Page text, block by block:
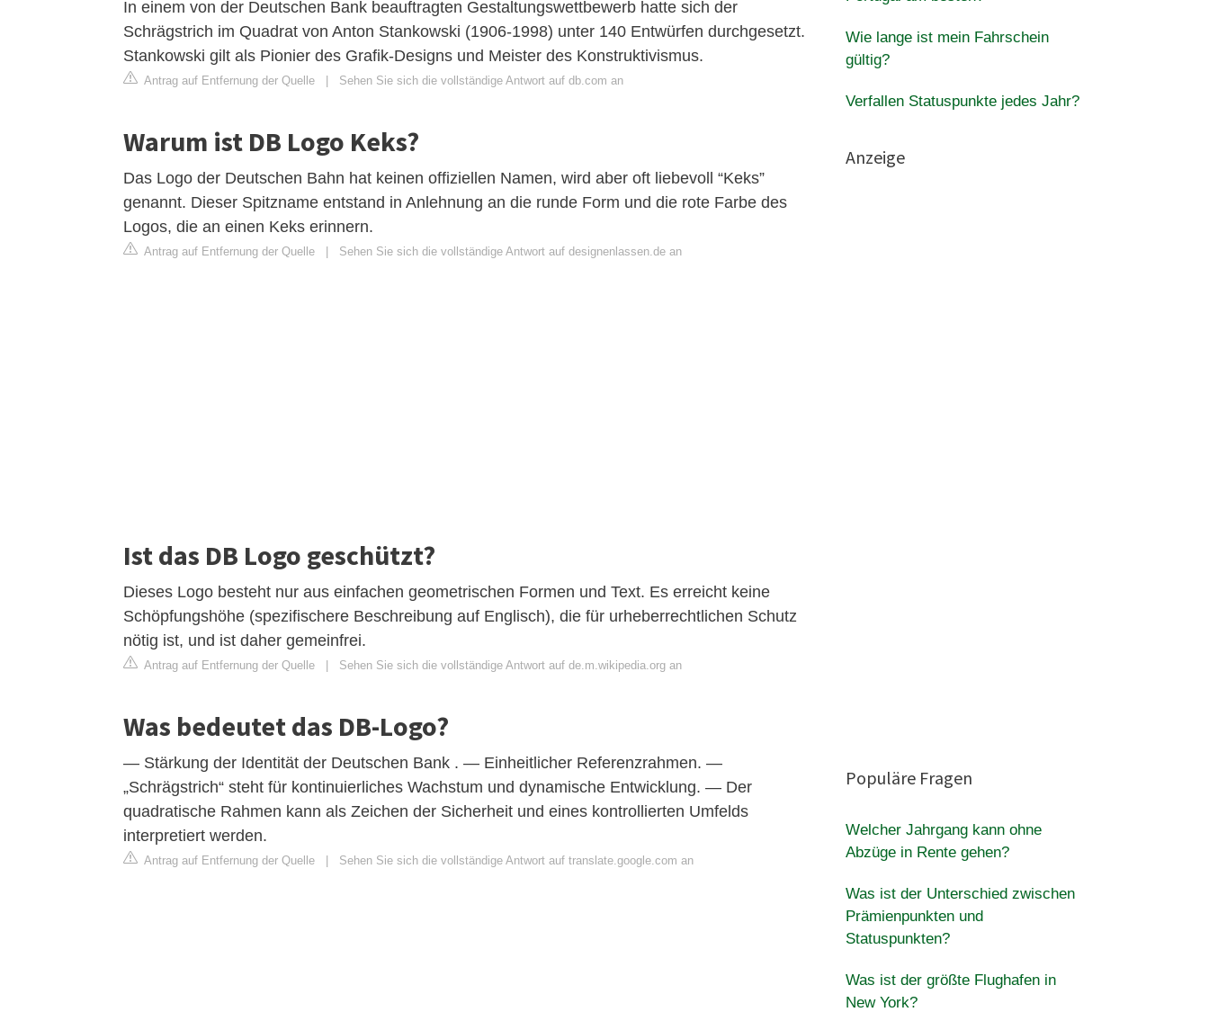
In einem von der Deutschen Bank beauftragten Gestaltungswettbewerb hatte sich der
Schrägstrich im Quadrat von Anton Stankowski (1906-1998) unter 140 Entwürfen durchgesetzt.
Stankowski gilt als Pionier des Grafik-Designs und Meister des Konstruktivismus.
Antrag auf Entfernung der Quelle Sehen Sie sich die vollständige Antwort auf db.com an
Warum ist DB Logo Keks?
Das Logo der Deutschen Bahn hat keinen offiziellen Namen, wird aber oft liebevoll “Keks”
genannt. Dieser Spitzname entstand in Anlehnung an die runde Form und die rote Farbe des
Logos, die an einen Keks erinnern.
Antrag auf Entfernung der Quelle Sehen Sie sich die vollständige Antwort auf designenlassen.de an
Ist das DB Logo geschützt?
Dieses Logo besteht nur aus einfachen geometrischen Formen und Text. Es erreicht keine
Schöpfungshöhe (spezifischere Beschreibung auf Englisch), die für urheberrechtlichen Schutz
nötig ist, und ist daher gemeinfrei.
Antrag auf Entfernung der Quelle Sehen Sie sich die vollständige Antwort auf de.m.wikipedia.org an
Was bedeutet das DB-Logo?
— Stärkung der Identität der Deutschen Bank . — Einheitlicher Referenzrahmen. —
„Schrägstrich“ steht für kontinuierliches Wachstum und dynamische Entwicklung. — Der
quadratische Rahmen kann als Zeichen der Sicherheit und eines kontrollierten Umfelds
interpretiert werden.
Antrag auf Entfernung der Quelle Sehen Sie sich die vollständige Antwort auf translate.google.com an
Wie lange ist mein Fahrschein
gültig?
Verfallen Statuspunkte jedes Jahr?
Anzeige
Populäre Fragen
Welcher Jahrgang kann ohne
Abzüge in Rente gehen?
Was ist der Unterschied zwischen
Prämienpunkten und
Statuspunkten?
Was ist der größte Flughafen in
New York?